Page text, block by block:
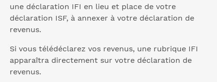
une déclaration IFI en lieu et place de votre
déclaration ISF, à annexer à votre déclaration de
revenus.
Si vous télédéclarez vos revenus, une rubrique IFI
apparaîtra directement sur votre déclaration de
revenus.